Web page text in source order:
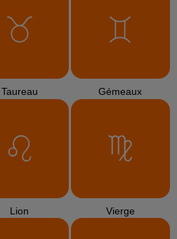
Taureau Gémeaux
Lion Vierge